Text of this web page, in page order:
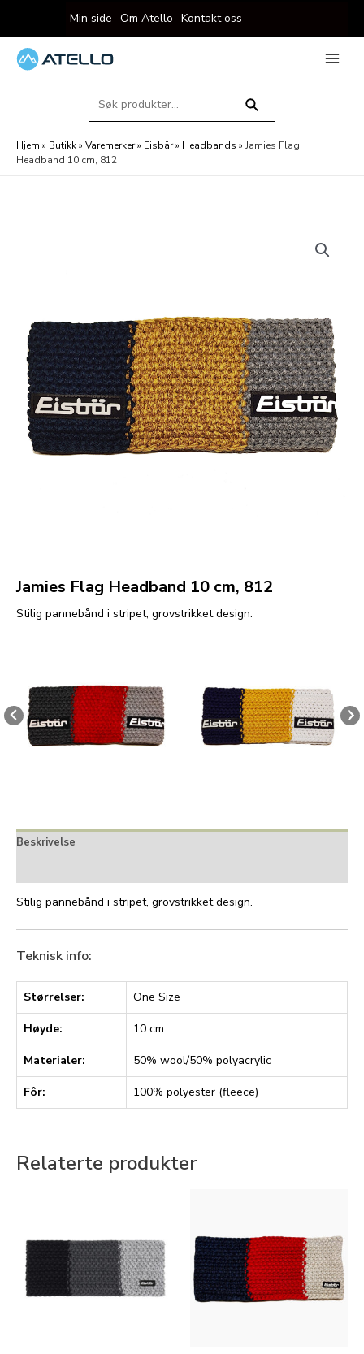
til
innholdet
Min side Om Atello Kontakt oss
Søk
Hjem » Butikk» Varemerker» Eisbär» Headbands » Jamies Flag
Headband 10 cm, 812
Jamies Flag Headband 10 cm, 812
Stilig pannebånd i stripet, grovstrikket design.
Beskrivelse
Stilig pannebånd i stripet, grovstrikket design.
Teknisk info:
Størrelser: One Size
Høyde: 10 cm
Materialer: 50% wool/50% polyacrylic
Fôr: 100% polyester (fleece)
Relaterte produkter